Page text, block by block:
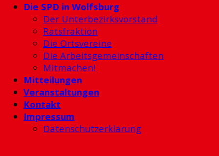
Die SPD in Wolfsburg
Der Unterbezirksvorstand
Ratsfraktion
Die Ortsvereine
Die Arbeitsgemeinschaften
Mitmachen!
Mitteilungen
Veranstaltungen
Kontakt
Impressum
Datenschutzerklärung